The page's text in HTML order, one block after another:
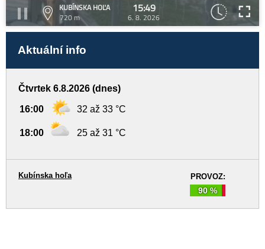
KUBÍNSKA HOĽA
720 m
15:49
6. 8. 2026
Aktuální info
Čtvrtek 6.8.2026 (dnes)
16:00 32 až 33 °C
18:00 25 až 31 °C
PROVOZ:
90 %
Kubínska hoľa